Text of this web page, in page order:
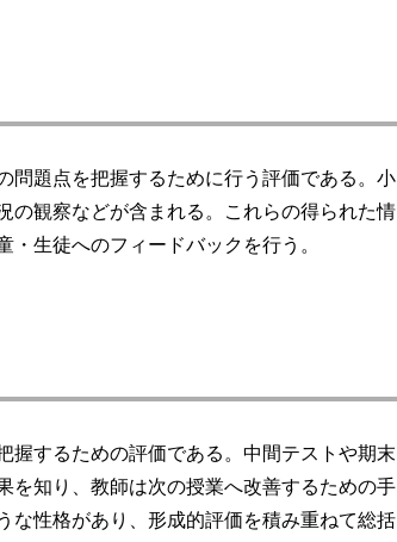
問題点を把握するために行う評価である。小
の観察などが含まれる。これらの得られた情
生徒へのフィードバックを行う。
握するための評価である。中間テストや期末
を知り、教師は次の授業へ改善するための手
な性格があり、形成的評価を積み重ねて総括